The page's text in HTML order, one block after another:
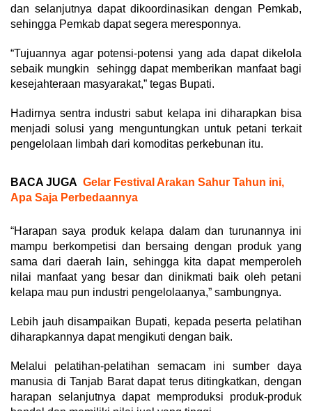
dan selanjutnya dapat dikoordinasikan dengan Pemkab,
sehingga Pemkab dapat segera meresponnya.
“Tujuannya agar potensi-potensi yang ada dapat dikelola
sebaik mungkin sehingg dapat memberikan manfaat bagi
kesejahteraan masyarakat,” tegas Bupati.
Hadirnya sentra industri sabut kelapa ini diharapkan bisa
menjadi solusi yang menguntungkan untuk petani terkait
pengelolaan limbah dari komoditas perkebunan itu.
BACA JUGA Gelar Festival Arakan Sahur Tahun ini,
Apa Saja Perbedaannya
“Harapan saya produk kelapa dalam dan turunannya ini
mampu berkompetisi dan bersaing dengan produk yang
sama dari daerah lain, sehingga kita dapat memperoleh
nilai manfaat yang besar dan dinikmati baik oleh petani
kelapa mau pun industri pengelolaanya,” sambungnya.
Lebih jauh disampaikan Bupati, kepada peserta pelatihan
diharapkannya dapat mengikuti dengan baik.
Melalui pelatihan-pelatihan semacam ini sumber daya
manusia di Tanjab Barat dapat terus ditingkatkan, dengan
harapan selanjutnya dapat memproduksi produk-produk